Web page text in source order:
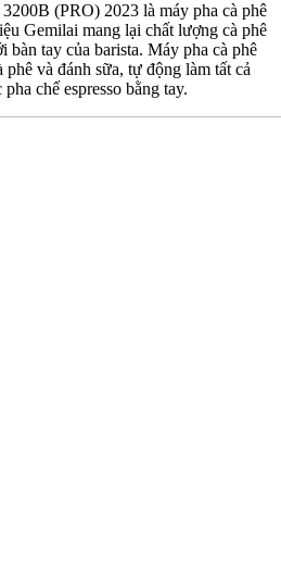
(PRO) 2023 là máy pha cà phê
Gemilai mang lại chất lượng cà phê
bàn tay của barista. Máy pha cà phê
và đánh sữa, tự động làm tất cả
chế espresso bằng tay.